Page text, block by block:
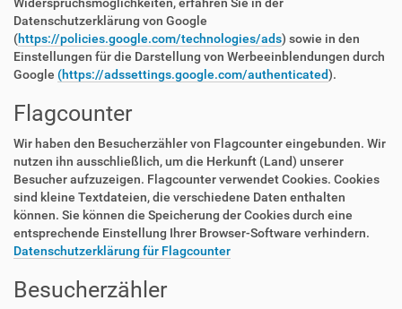
Widerspruchsmöglichkeiten, erfahren Sie in der
Datenschutzerklärung von Google
(https://policies.google.com/technologies/ads) sowie in den
Einstellungen für die Darstellung von Werbeeinblendungen durch
Google (https://adssettings.google.com/authenticated).
Flagcounter
Wir haben den Besucherzähler von Flagcounter eingebunden. Wir
nutzen ihn ausschließlich, um die Herkunft (Land) unserer
Besucher aufzuzeigen. Flagcounter verwendet Cookies. Cookies
sind kleine Textdateien, die verschiedene Daten enthalten
können. Sie können die Speicherung der Cookies durch eine
entsprechende Einstellung Ihrer Browser-Software verhindern.
Datenschutzerklärung für Flagcounter
Besucherzähler